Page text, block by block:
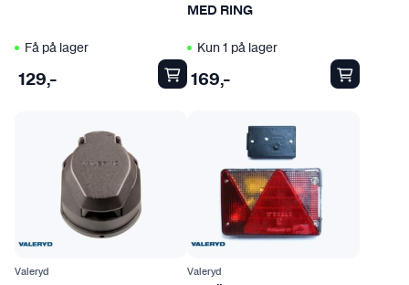
Få på lager
129,-
MED RING
Kun 1 på lager
169,-
Valeryd Valeryd